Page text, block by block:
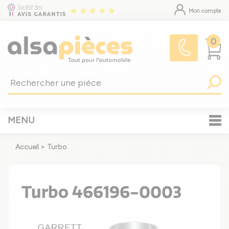
Mon compte
0
MENU
Accueil > Turbo
Turbo 466196-0003